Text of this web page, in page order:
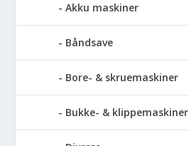
Akku maskiner
Båndsave
Bore- & skruemaskiner
Bukke- & klippemaskiner